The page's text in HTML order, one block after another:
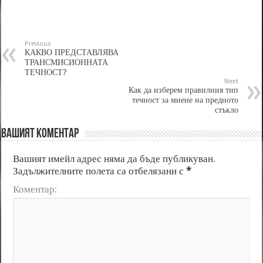
Previous
КАКВО ПРЕДСТАВЛЯВА
ТРАНСМИСИОННАТА
ТЕЧНОСТ?
Next
Как да изберем правилния тип
течност за миене на предното
стъкло
Вашият коментар
Вашият имейл адрес няма да бъде публикуван.
Задължителните полета са отбелязани с*
Коментар: